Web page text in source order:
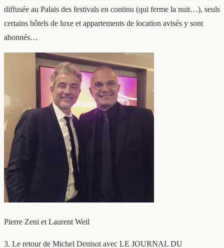
diffusée au Palais des festivals en continu (qui ferme la nuit…), seuls
certains hôtels de luxe et appartements de location avisés y sont
abonnés…
Pierre Zeni et Laurent Weil
3. Le retour de Michel Denisot avec LE JOURNAL DU